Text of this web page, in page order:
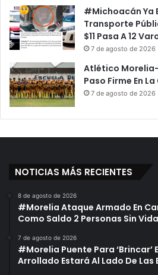
#Michoacán Ya
Transporte
$11 Pasa A 12
7 de agosto de 2026
Atlético Morelia-
Paso Firme En
7 de agosto de 2026
NOTICIAS MÁS RECIENTES
8 de agosto de 2026
#Morelia Ataque Armado En
Como Saldo 2 Personas Sin Vida
7 de agosto de 2026
#Morelia Puente Para ‘Brincar’
Arrollado Estará Al Lado De Las